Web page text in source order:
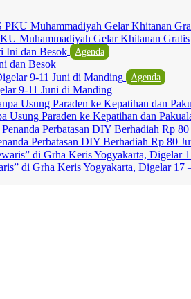
Muhammadiyah Gelar Khitanan Gratis
Agenda
dan Besok
Agenda
9-11 Juni di Manding
Usung Paraden ke Kepatihan dan
Perbatasan DIY Berhadiah Rp 80
di Grha Keris Yogyakarta, Digelar 17